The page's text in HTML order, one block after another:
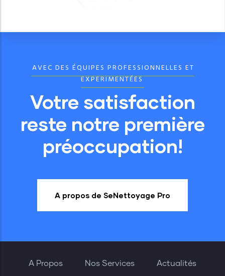
AVEC DES ÉQUIPES PROFESSIONNELLES ET
EXPERIMENTÉES
Votre satisfaction
reste notre première
préoccupation!
A propos de SeNettoyage Pro
A Propos Nos Services Actualités